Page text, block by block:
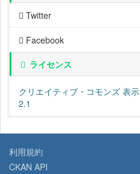
Twitter
Facebook
ライセンス
クリエイティブ・コモンズ 表示
2.1
利用規約
CKAN API